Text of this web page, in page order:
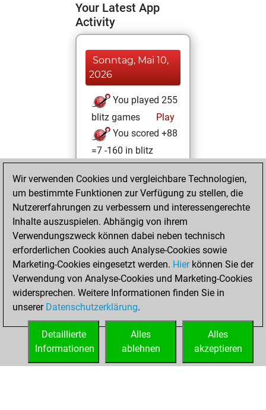
Your Latest App
Activity
Sonntag, Mai 10,
2026
You played 255
blitz games
Play
You scored +88
=7 -160 in blitz
You played 144
slow games
You scored +47
=5 -92 in slow games
Donnerstag, Juli
10, 2025
You played 1
bullet games
Play
You scored +1
=0 -0 in bullet
Wir verwenden Cookies und vergleichbare Technologien,
um bestimmte Funktionen zur Verfügung zu stellen, die
Nutzererfahrungen zu verbessern und interessengerechte
Inhalte auszuspielen. Abhängig von ihrem
Verwendungszweck können dabei neben technisch
erforderlichen Cookies auch Analyse-Cookies sowie
Marketing-Cookies eingesetzt werden. Hierkönnen Sie der
Verwendung von Analyse-Cookies und Marketing-Cookies
widersprechen. Weitere Informationen finden Sie in
unserer Datenschutzerklärung.
Alles
akzeptieren
Alles
ablehnen
Detaillierte
Informationen